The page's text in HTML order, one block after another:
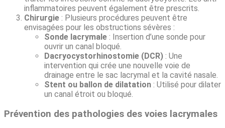
inflammatoires peuvent également être prescrits.
Chirurgie : Plusieurs procédures peuvent être
envisagées pour les obstructions sévères :
Sonde lacrymale : Insertion d’une sonde pour
ouvrir un canal bloqué.
Dacryocystorhinostomie (DCR) : Une
intervention qui crée une nouvelle voie de
drainage entre le sac lacrymal et la cavité nasale.
Stent ou ballon de dilatation : Utilisé pour dilater
un canal étroit ou bloqué.
Prévention des pathologies des voies lacrymales